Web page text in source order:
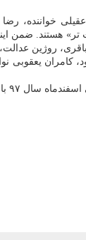
عقیلی خواننده،
هستند. ضمن
روژین
كامران
۹۷ با برگزاری یك